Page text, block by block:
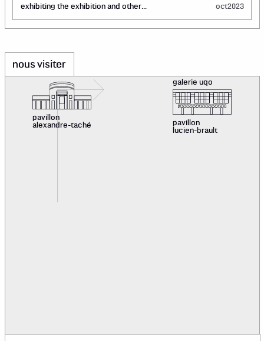
exhibiting the exhibition and other
activities
oct2023
nous visiter
galerie uqo
pavillon
lucien-brault
pavillon
alexandre-taché